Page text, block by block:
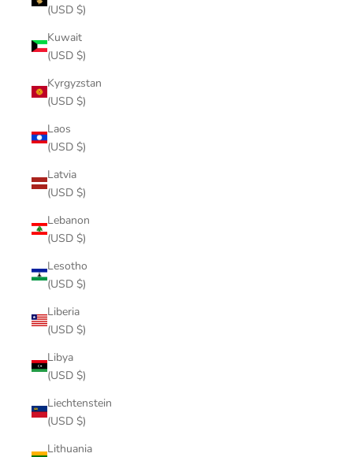
(USD $)
Kuwait
(USD $)
Kyrgyzstan
(USD $)
Laos
(USD $)
Latvia
(USD $)
Lebanon
(USD $)
Lesotho
(USD $)
Liberia
(USD $)
Libya
(USD $)
Liechtenstein
(USD $)
Lithuania